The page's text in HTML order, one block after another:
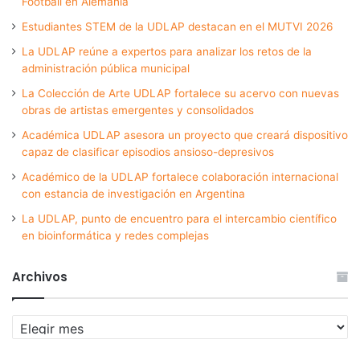
Estudiantes STEM de la UDLAP destacan en el MUTVI 2026
La UDLAP reúne a expertos para analizar los retos de la
administración pública municipal
La Colección de Arte UDLAP fortalece su acervo con nuevas
obras de artistas emergentes y consolidados
Académica UDLAP asesora un proyecto que creará dispositivo
capaz de clasificar episodios ansioso-depresivos
Académico de la UDLAP fortalece colaboración internacional
con estancia de investigación en Argentina
La UDLAP, punto de encuentro para el intercambio científico
en bioinformática y redes complejas
Archivos
Archivos